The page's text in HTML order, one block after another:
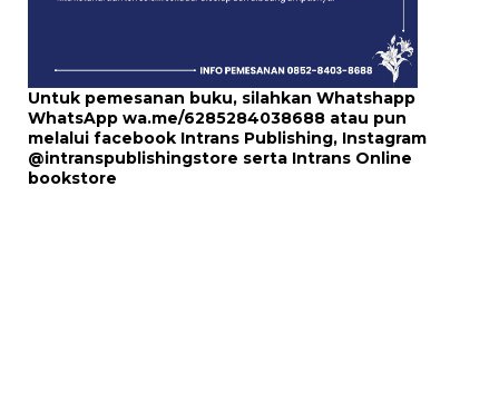
Untuk pemesanan buku, silahkan Whatshapp
WhatsApp wa.me/6285284038688 atau pun
melalui facebook Intrans Publishing, Instagram
@intranspublishingstore serta Intrans Online
bookstore